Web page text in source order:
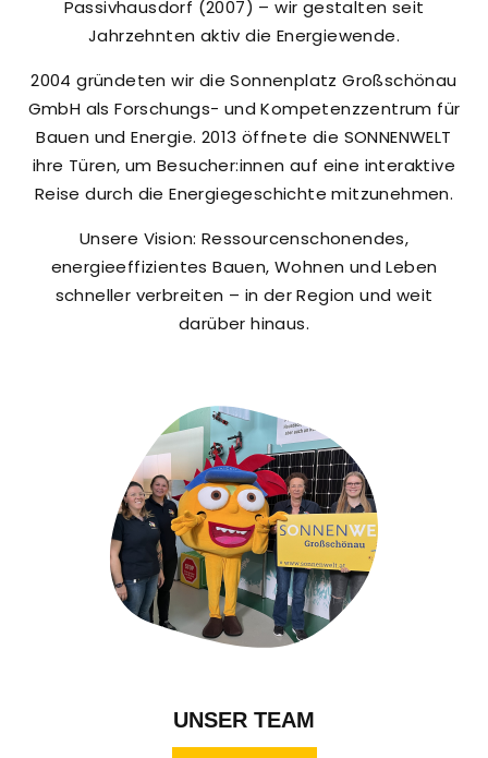
Passivhausdorf (2007) – wir gestalten seit
Jahrzehnten aktiv die Energiewende.
2004 gründeten wir die Sonnenplatz Großschönau
GmbH als Forschungs- und Kompetenzzentrum für
Bauen und Energie. 2013 öffnete die SONNENWELT
ihre Türen, um Besucher:innen auf eine interaktive
Reise durch die Energiegeschichte mitzunehmen.
Unsere Vision: Ressourcenschonendes,
energieeffizientes Bauen, Wohnen und Leben
schneller verbreiten – in der Region und weit
darüber hinaus.
UNSER TEAM